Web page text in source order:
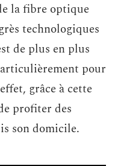
la fibre optique
technologiques
de plus en plus
pour
grâce à cette
profiter des
son domicile.